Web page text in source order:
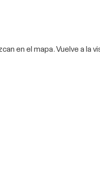
en el mapa. Vuelve a la